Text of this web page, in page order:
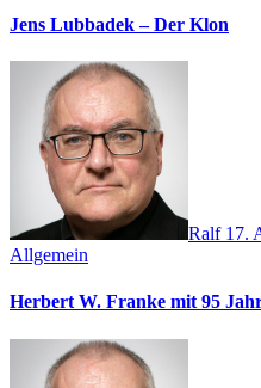
Jens Lubbadek – Der Klon
Ralf 17.
Allgemein
Herbert W. Franke mit 95